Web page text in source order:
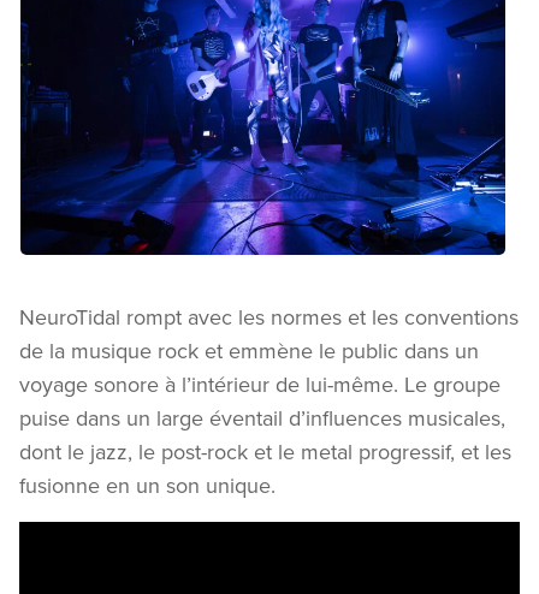
NeuroTidal rompt avec les normes et les conventions
de la musique rock et emmène le public dans un
voyage sonore à l’intérieur de lui-même. Le groupe
puise dans un large éventail d’influences musicales,
dont le jazz, le post-rock et le metal progressif, et les
fusionne en un son unique.